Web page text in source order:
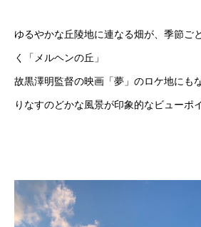
ゆるやかな丘陵地に連なる畑が、季節ご
く「メルヘンの丘」
故黒澤明監督の映画「夢」のロケ地にも
りなすのどかな風景が印象的なビューポ